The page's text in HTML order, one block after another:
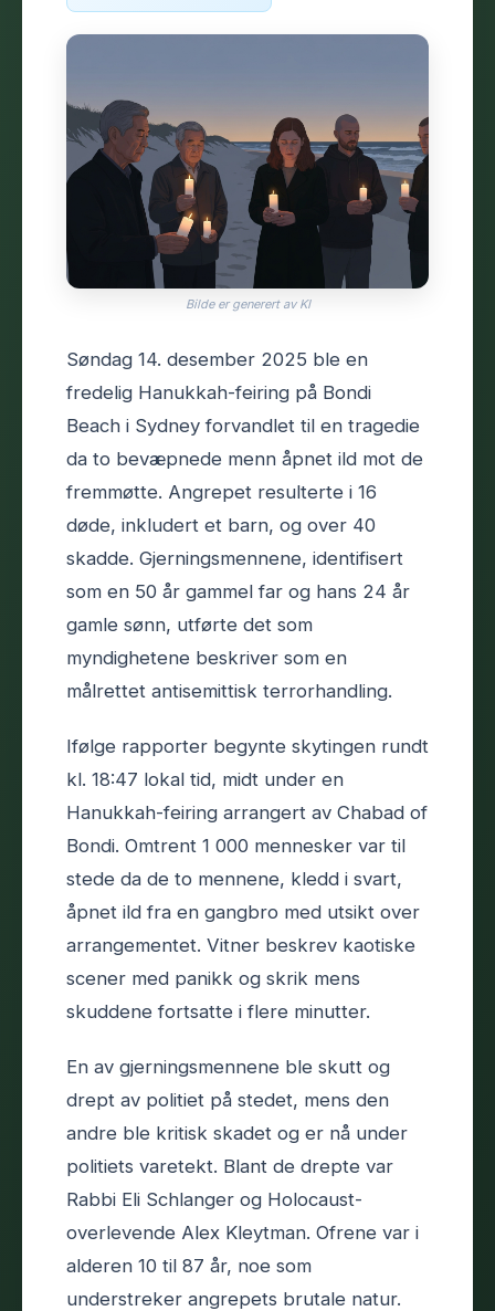
Bilde er generert av KI
Søndag 14. desember 2025 ble en
fredelig Hanukkah-feiring på Bondi
Beach i Sydney forvandlet til en tragedie
da to bevæpnede menn åpnet ild mot de
fremmøtte. Angrepet resulterte i 16
døde, inkludert et barn, og over 40
skadde. Gjerningsmennene, identifisert
som en 50 år gammel far og hans 24 år
gamle sønn, utførte det som
myndighetene beskriver som en
målrettet antisemittisk terrorhandling.
Ifølge rapporter begynte skytingen rundt
kl. 18:47 lokal tid, midt under en
Hanukkah-feiring arrangert av Chabad of
Bondi. Omtrent 1 000 mennesker var til
stede da de to mennene, kledd i svart,
åpnet ild fra en gangbro med utsikt over
arrangementet. Vitner beskrev kaotiske
scener med panikk og skrik mens
skuddene fortsatte i flere minutter.
En av gjerningsmennene ble skutt og
drept av politiet på stedet, mens den
andre ble kritisk skadet og er nå under
politiets varetekt. Blant de drepte var
Rabbi Eli Schlanger og Holocaust-
overlevende Alex Kleytman. Ofrene var i
alderen 10 til 87 år, noe som
understreker angrepets brutale natur.